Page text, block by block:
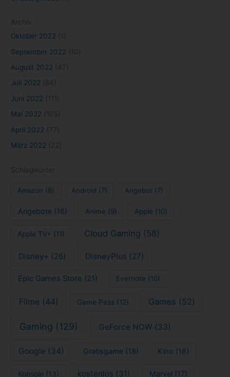
Oktober 2022
September 2022
August 2022
Juli 2022
Juni 2022
Mai 2022
April 2022
März 2022
Amazon (8) Android (7) Angebot (7)
Angebote(16) Anime (9) Apple (10)
Apple TV+ (11) Cloud Gaming (58)
Disney+ (26) DisneyPlus (27)
Epic Games Store (21) Evernote (10)
Filme(44) Game Pass (12) Games (52)
Gaming (129) GeForce NOW (33)
Google (34) Gratisgame (18) Kino (18)
Konsole (13) kostenlos (31) Marvel (17)